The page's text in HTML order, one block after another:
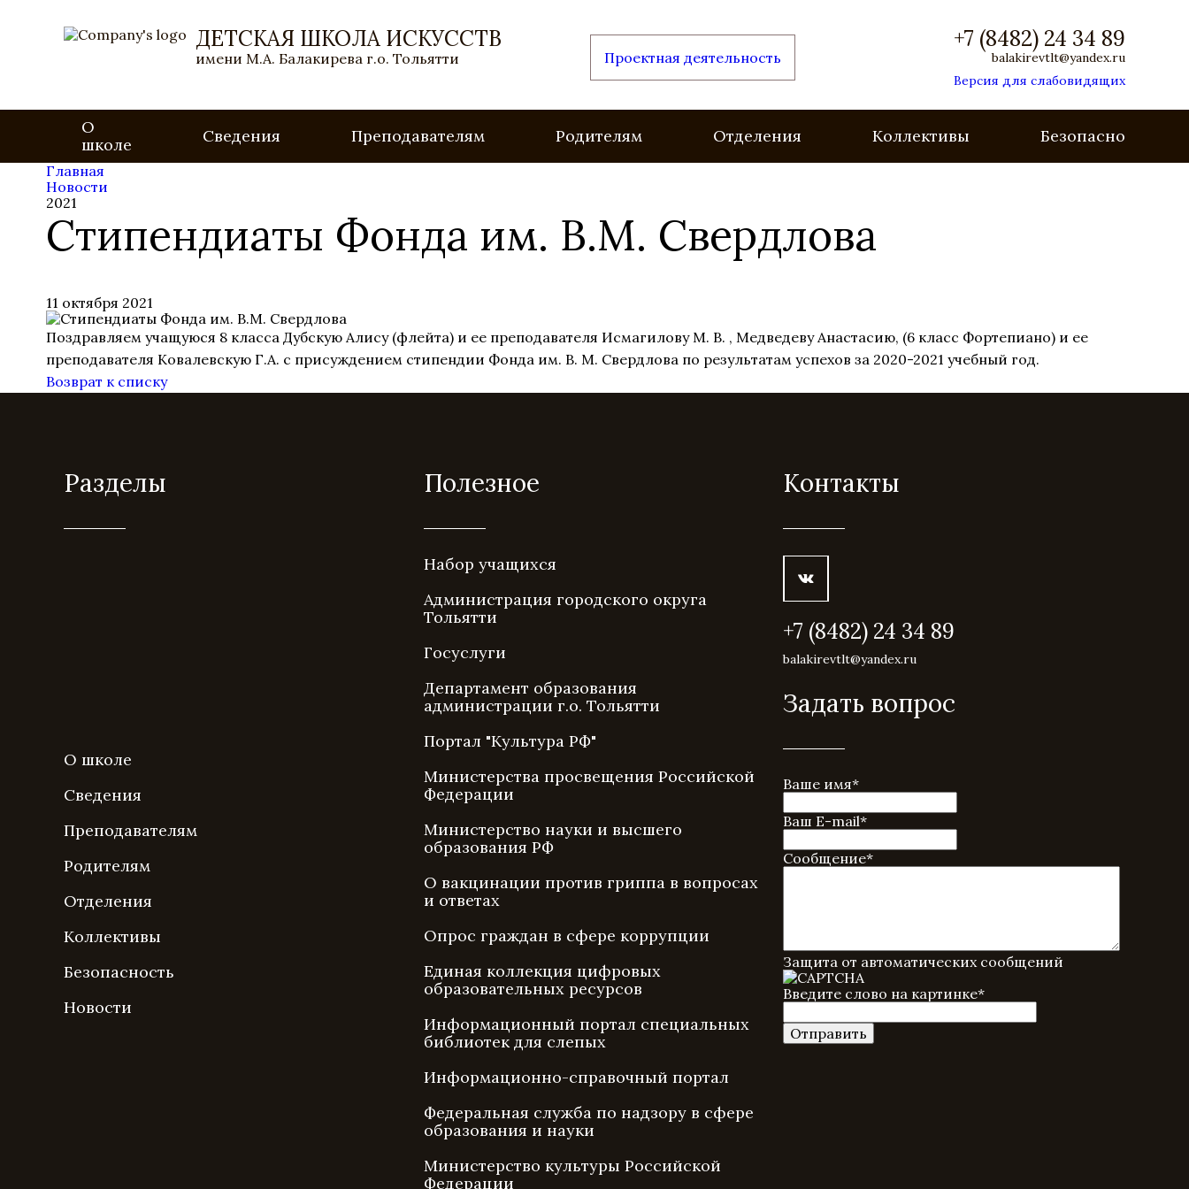
ДЕТСКАЯ ШКОЛА ИСКУССТВ
имени М.А. Балакирева г.о. Тольятти Проектная деятельность
+7 (8482) 24 34 89
balakirevtlt@yandex.ru
Версия для слабовидящих
О
школе
Сведения Преподавателям Родителям Отделения Коллективы Безопасность
Главная
Новости
2021
Стипендиаты Фонда им. В.М. Свердлова
11 октября 2021
Поздравляем учащуюся 8 класса Дубскую Алису (флейта) и ее преподавателя Исмагилову М. В. , Медведеву Анастасию, (6 класс Фортепиано) и ее
преподавателя Ковалевскую Г.А. с присуждением стипендии Фонда им. В. М. Свердлова по результатам успехов за 2020-2021 учебный год.
Возврат к списку
Разделы
О школе
Сведения
Преподавателям
Родителям
Отделения
Коллективы
Безопасность
Новости
Полезное
Набор учащихся
Администрация городского округа
Тольятти
Госуслуги
Департамент образования
администрации г.о. Тольятти
Портал "Культура РФ"
Министерства просвещения Российской
Федерации
Министерство науки и высшего
образования РФ
О вакцинации против гриппа в вопросах
и ответах
Опрос граждан в сфере коррупции
Единая коллекция цифровых
образовательных ресурсов
Информационный портал специальных
библиотек для слепых
Информационно-справочный портал
Федеральная служба по надзору в сфере
образования и науки
Министерство культуры Российской
Федерации
Контакты
+7 (8482) 24 34 89
balakirevtlt@yandex.ru
Задать вопрос
Ваше имя*
Ваш E-mail*
Сообщение*
Защита от автоматических сообщений
Введите слово на картинке*